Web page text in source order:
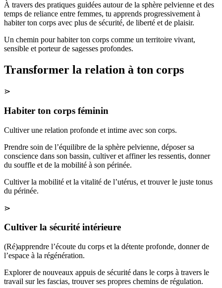
À travers des pratiques guidées autour de la sphère pelvienne et des
temps de reliance entre femmes, tu apprends progressivement à
habiter ton corps avec plus de sécurité, de liberté et de plaisir.
Un chemin pour habiter ton corps comme un territoire vivant,
sensible et porteur de sagesses profondes.
Transformer la relation à ton corps
⋗
Habiter ton corps féminin
Cultiver une relation profonde et intime avec son corps.
Prendre soin de l’équilibre de la sphère pelvienne, déposer sa
conscience dans son bassin, cultiver et affiner les ressentis, donner
du souffle et de la mobilité à son périnée.
Cultiver la mobilité et la vitalité de l’utérus, et trouver le juste tonus
du périnée.
⋗
Cultiver la sécurité intérieure
(Ré)apprendre l’écoute du corps et la détente profonde, donner de
l’espace à la régénération.
Explorer de nouveaux appuis de sécurité dans le corps à travers le
travail sur les fascias, trouver ses propres chemins de régulation.